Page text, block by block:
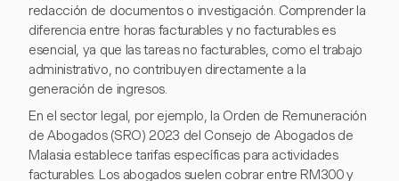
redacción de documentos o investigación. Comprender la
diferencia entre horas facturables y no facturables es
esencial, ya que las tareas no facturables, como el trabajo
administrativo, no contribuyen directamente a la
generación de ingresos.
En el sector legal, por ejemplo, la Orden de Remuneración
de Abogados (SRO) 2023 del Consejo de Abogados de
Malasia establece tarifas específicas para actividades
facturables. Los abogados suelen cobrar entre RM300 y